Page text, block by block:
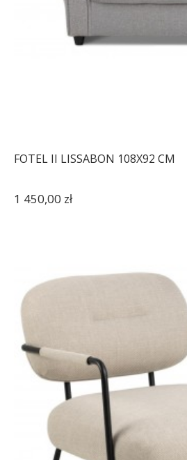
FOTEL II LISSABON 108X92 CM
1 450,00 zł